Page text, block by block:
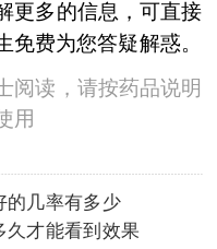
更多的信息，可直接
费为您答疑解惑。
阅读，请按药品说明
用
的几率有多少
久才能看到效果